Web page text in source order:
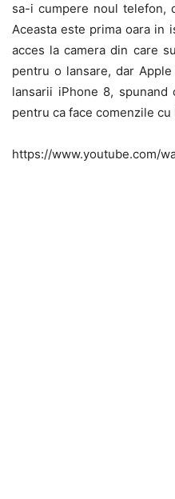
sa-i cumpere noul telefon,
Aceasta este prima oara in
acces la camera din care
pentru o lansare, dar
lansarii iPhone 8,
pentru ca face comenzile cu
https://www.youtube.com/